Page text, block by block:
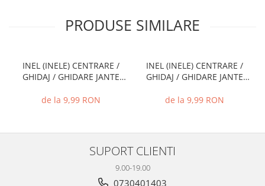
PRODUSE SIMILARE
INEL (INELE) CENTRARE /
GHIDAJ / GHIDARE JANTE
de la 9,99 RON
INEL (INELE) CENTRARE /
GHIDAJ / GHIDARE JANTE
de la 9,99 RON
SUPORT CLIENTI
9.00-19.00
0730401403